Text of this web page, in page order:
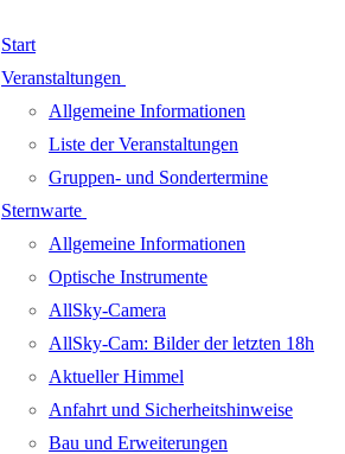
Start
Veranstaltungen
Allgemeine Informationen
Liste der Veranstaltungen
Gruppen- und Sondertermine
Sternwarte
Allgemeine Informationen
Optische Instrumente
AllSky-Camera
AllSky-Cam: Bilder der letzten 18h
Aktueller Himmel
Anfahrt und Sicherheitshinweise
Bau und Erweiterungen